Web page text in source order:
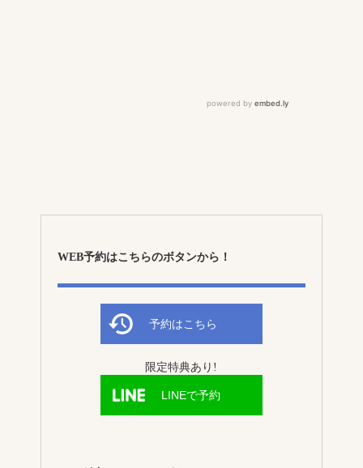
WEB予約はこちらのボタンから！
予約はこちら
限定特典あり!
LINEで予約